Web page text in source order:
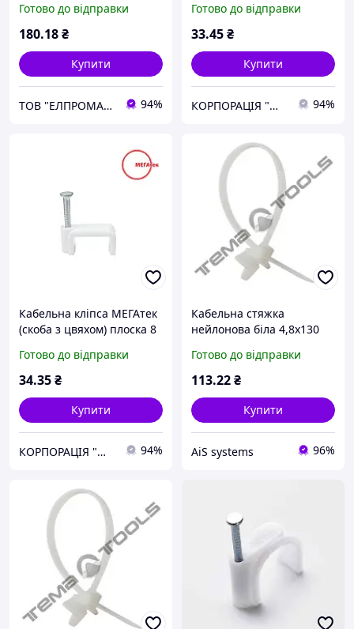
головкою)
Готово до відправки
180.18₴
Купити
ТОВ "ЕЛПРОМАКС" 94%
Готово до відправки
33.45₴
Купити
КОРПОРАЦІЯ "МЕДІСАН" 94%
Кабельна кліпса МЕГАтек
(скоба з цвяхом) плоска 8
Готово до відправки
34.35₴
Купити
КОРПОРАЦІЯ "МЕДІСАН" 94%
Кабельна стяжка
нейлонова біла 4,8x130
головкою)
Готово до відправки
113.22₴
Купити
AiS systems 96%